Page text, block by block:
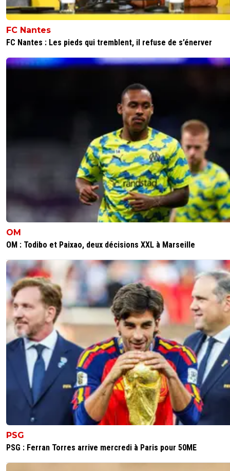
FC Nantes
FC Nantes : Les pieds qui tremblent, il refuse de s’énerver
OM
OM : Todibo et Paixao, deux décisions XXL à Marseille
PSG
PSG : Ferran Torres arrive mercredi à Paris pour 50ME